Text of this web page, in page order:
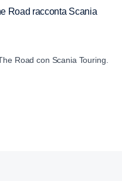
Road racconta Scania
Road con Scania Touring.